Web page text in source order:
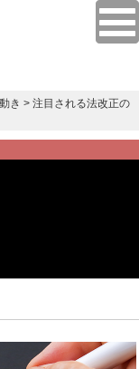
き > 注目される法改正の